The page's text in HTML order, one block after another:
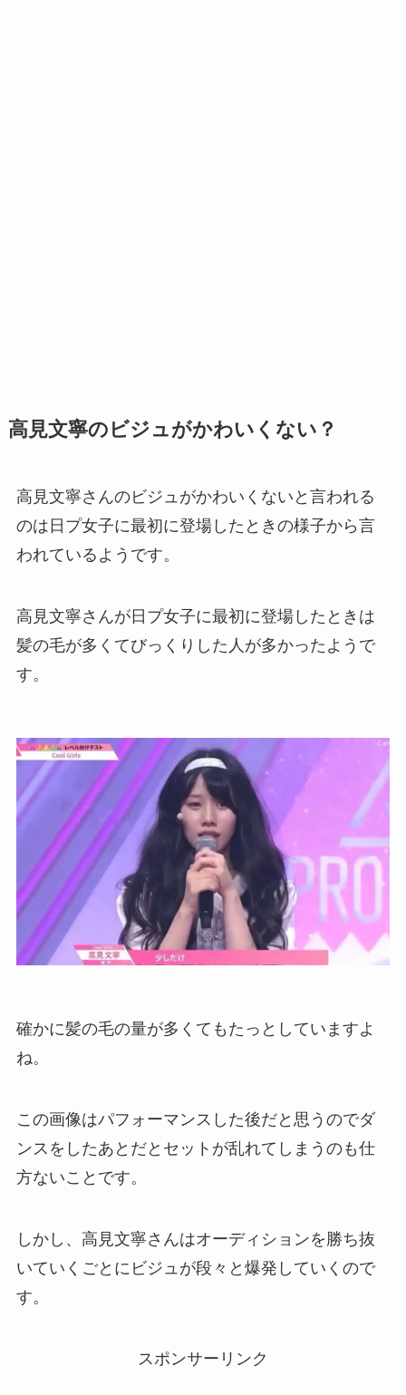
高見文寧のビジュがかわいくない？
高見文寧さんのビジュがかわいくないと言われる
のは日プ女子に最初に登場したときの様子から言
われているようです。
高見文寧さんが日プ女子に最初に登場したときは
髪の毛が多くてびっくりした人が多かったようで
す。
確かに髪の毛の量が多くてもたっとしていますよ
ね。
この画像はパフォーマンスした後だと思うのでダ
ンスをしたあとだとセットが乱れてしまうのも仕
方ないことです。
しかし、高見文寧さんはオーディションを勝ち抜
いていくごとにビジュが段々と爆発していくので
す。
スポンサーリンク